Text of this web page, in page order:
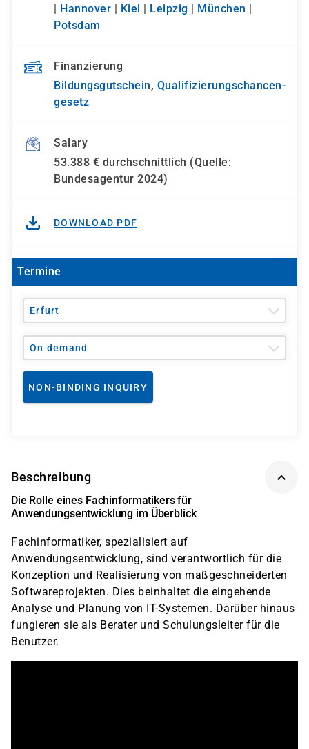
Hannover Kiel Leipzig München
Potsdam
Finanzierung
Bildungsgutschein, Qualifizierungs­chancen­
gesetz
Salary
53.388 € durchschnittlich (Quelle:
Bundesagentur 2024)
DOWNLOAD PDF
Termine
Erfurt
On demand
NON-BINDING INQUIRY
Beschreibung
Die Rolle eines Fachinformatikers für
Anwendungsentwicklung im Überblick
Fachinformatiker, spezialisiert auf
Anwendungsentwicklung, sind verantwortlich für die
Konzeption und Realisierung von maßgeschneiderten
Softwareprojekten. Dies beinhaltet die eingehende
Analyse und Planung von IT-Systemen. Darüber hinaus
fungieren sie als Berater und Schulungsleiter für die
Benutzer.